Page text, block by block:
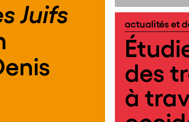
Juifs
actualités et
des
à